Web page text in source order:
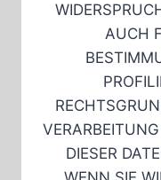
AUCH
DIESER